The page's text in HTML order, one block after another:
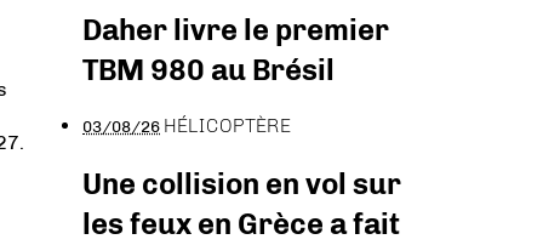
Daher livre le premier
TBM 980 au Brésil
03/08/26 HÉLICOPTÈRE
Une collision en vol sur
les feux en Grèce a fait